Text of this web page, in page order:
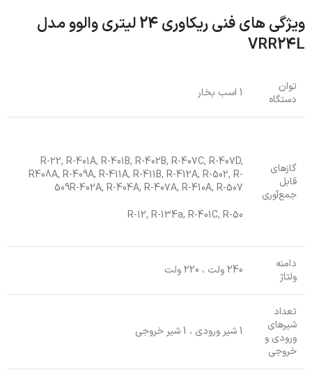
ویژگی های فنی ریکاوری 24 لیتری والوو مدل
VRR24L
توان
دستگاه
1 اسب بخار
گازهای
قابل
جمع‌آوری
R-22, R-401A, R-401B, R-402B, R-407C, R-407D,
R408A, R-409A, R-411A, R-411B, R-412A, R-502, R-
509R-402A, R-404A, R-407A, R-410A, R-507
R-12, R-134a, R-401C, R-50
دامنه
ولتاژ
240 ولت ، 220 ولت
تعداد
شیرهای
ورودی و
خروجی
1 شیر ورودی ، 1 شیر خروجی